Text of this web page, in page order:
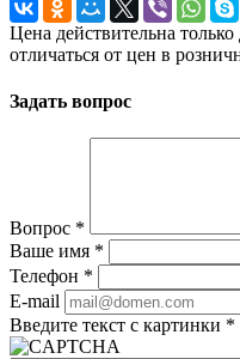
Цена действительна
отличаться от цен в
Задать вопрос
Вопрос *
Ваше имя *
Телефон *
E-mail
Введите текст с картинки *